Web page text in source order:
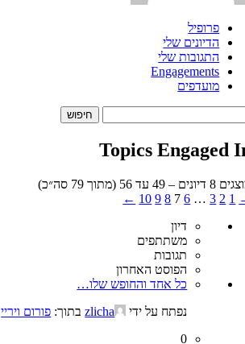
פרופיל
הדיונים שלי
התגובות שלי
Engagements
מועדפים
Topics Engaged
– 49 עד 56 (מתוך 79 סה״כ)
1
2
3
…
6
7
8
9
10
←
דיון
משתתפים
תגובות
הפוסט האחרון
כל אחד והחופש שלו…
נפתח על ידי
zlicha בתוך: פורום ויריי
0